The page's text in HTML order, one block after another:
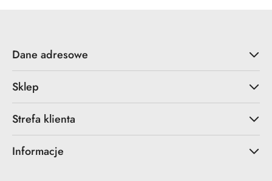
Dane adresowe
Sklep
Strefa klienta
Informacje